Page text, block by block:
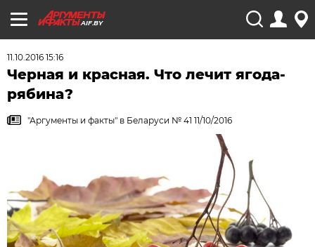
AIF.BY
11.10.2016 15:16
Черная и красная. Что лечит ягода-
рябина?
"Аргументы и факты" в Беларуси № 41 11/10/2016